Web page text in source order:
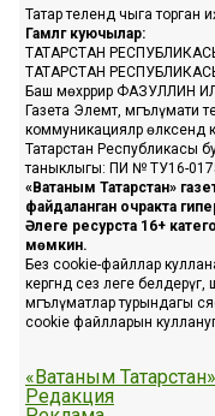
Татар телендә чыга торган
Гамәлгә куючылар:
ТАТАРСТАН
ТАТАРСТАН
Баш мөхәррир ФАЗУЛЛИН
Газета Элемтә, мәгълүмати
коммуникацияләр
Татарстан Республикасы
таныклыгы: ПИ № ТУ16-
«Ватаным Татарстан»
файдаланган очракта
Әлеге ресурста 16+
мөмкин.
Без cookie-файллар
кергәндә сез әлеге
мәгълүматлар турындагы
cookie файлларын
«Ватаным
Редакция